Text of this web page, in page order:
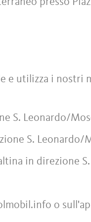
e utilizza i nostri
S. Leonardo/
S. Leonardo/
in direzione
o